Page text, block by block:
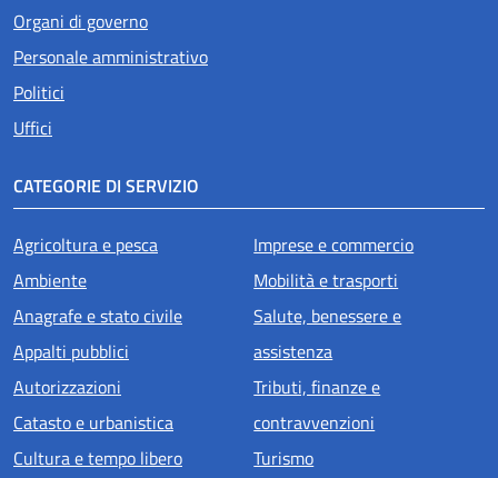
Organi di governo
Personale amministrativo
Politici
Uffici
CATEGORIE DI SERVIZIO
Agricoltura e pesca
Ambiente
Anagrafe e stato civile
Appalti pubblici
Autorizzazioni
Catasto e urbanistica
Cultura e tempo libero
Imprese e commercio
Mobilità e trasporti
Salute, benessere e
assistenza
Tributi, finanze e
contravvenzioni
Turismo